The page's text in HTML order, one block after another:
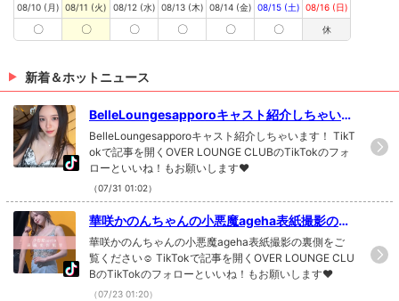
08/10 (月)
〇
08/11 (火)
〇
08/12 (水)
〇
08/13 (木)
〇
08/14 (金)
〇
08/15 (土)
〇
08/16 (日)
休
新着＆ホットニュース
BelleLoungesapporoキャスト紹介しちゃいま
す！
BelleLoungesapporoキャスト紹介しちゃいます！ TikT
okで記事を開くOVER LOUNGE CLUBのTikTokのフォ
ローといいね！もお願いします❤
（07/31 01:02）
華咲かのんちゃんの小悪魔ageha表紙撮影の裏
側をご覧ください☺
華咲かのんちゃんの小悪魔ageha表紙撮影の裏側をご
覧ください☺ TikTokで記事を開くOVER LOUNGE CLU
BのTikTokのフォローといいね！もお願いします❤
（07/23 01:20）